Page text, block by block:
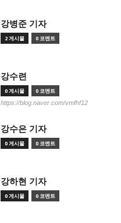
강병준 기자
2 게시물 0 코멘트
강수련
0 게시물 0 코멘트
https://blog.naver.com/vmfhf12
강수은 기자
0 게시물 0 코멘트
강하현 기자
0 게시물 0 코멘트